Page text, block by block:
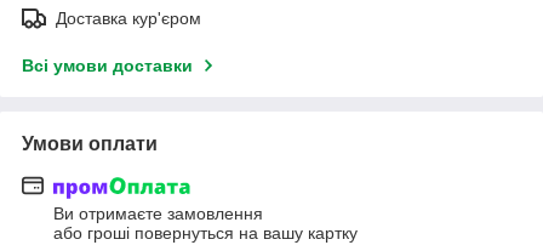
Доставка кур'єром
Всі умови доставки
Умови оплати
Ви отримаєте замовлення
або гроші повернуться на вашу картку